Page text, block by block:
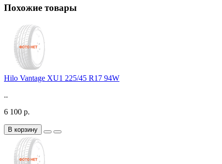
Похожие товары
Hilo Vantage XU1 225/45 R17 94W
..
6 100 р.
В корзину